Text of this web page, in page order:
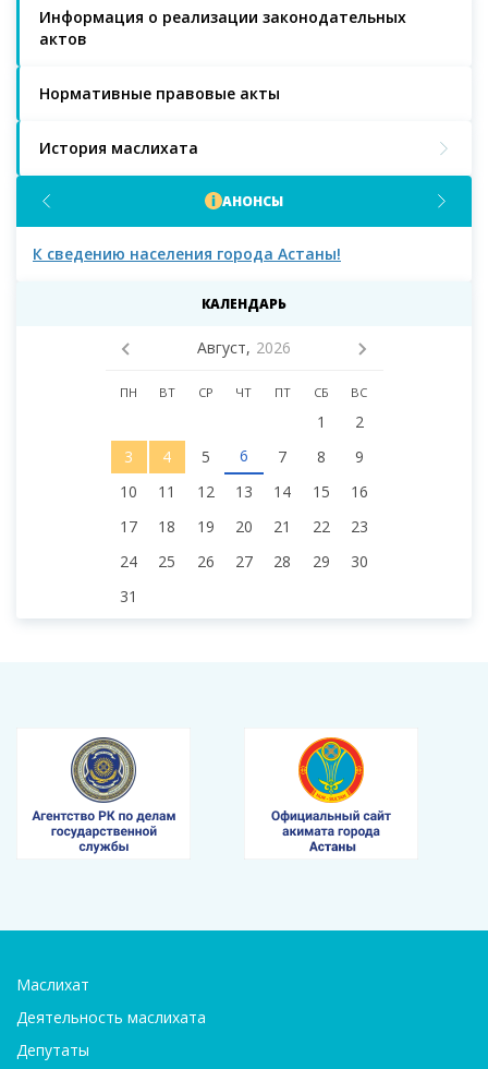
Информация о реализации законодательных
актов
Нормативные правовые акты
История маслихата
АНОНСЫ
К сведению населения города Астаны!
КАЛЕНДАРЬ
Август, 2026
ПН ВТ СР ЧТ ПТ СБ ВС
1
2
3
4 5 6 7 8
9
10
11 12 13 14 15
16
17
18 19 20 21 22
23
24
25 26 27 28 29
30
31
Маслихат
Деятельность маслихата
Депутаты